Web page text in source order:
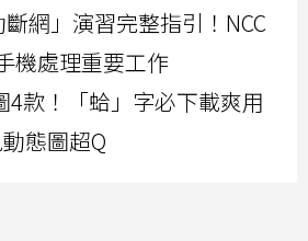
網」演習完整指引！NCC
機處理重要工作
4款！「蛤」字必下載爽用
態圖超Q